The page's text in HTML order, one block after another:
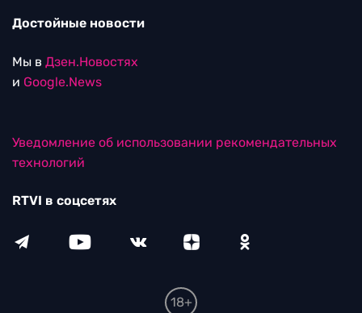
Достойные новости
Мы в Дзен.Новостях
и Google.News
Уведомление об использовании рекомендательных
технологий
RTVI в соцсетях
18+